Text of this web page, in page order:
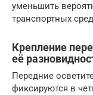
уменьшить
транспортных
Крепление
её
Передние
фиксируются в